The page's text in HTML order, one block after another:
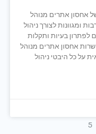
אתרים מנוהל
לצורך ניהול
בעיות ותקלות
אחסון אתרים מנוהל
היבטי ניהול